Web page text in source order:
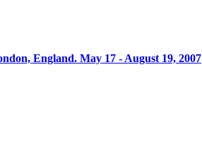
England. May 17 - August 19, 2007